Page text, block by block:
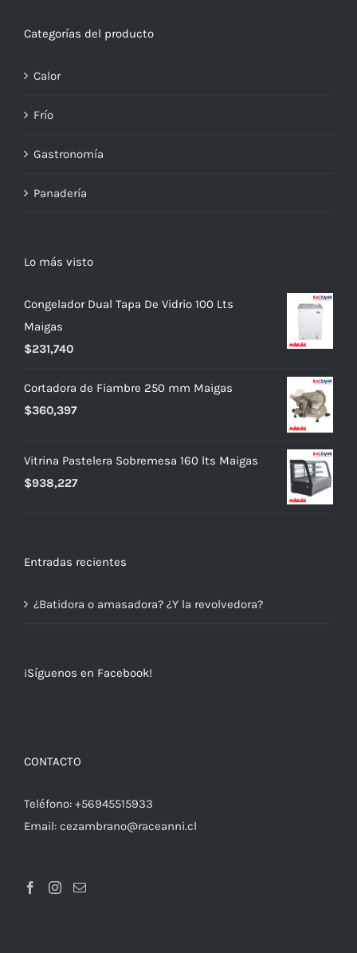
Categorías del producto
Calor
Frío
Gastronomía
Panadería
Lo más visto
Congelador Dual Tapa De Vidrio 100 Lts
Maigas
$231,740
Cortadora de Fiambre 250 mm Maigas
$360,397
Vitrina Pastelera Sobremesa 160 lts Maigas
$938,227
Entradas recientes
¿Batidora o amasadora? ¿Y la revolvedora?
¡Síguenos en Facebook!
CONTACTO
Teléfono: +56945515933
Email: cezambrano@raceanni.cl